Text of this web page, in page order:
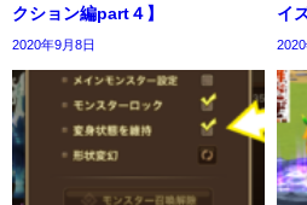
クション編part４】
2020年9月8日
イ